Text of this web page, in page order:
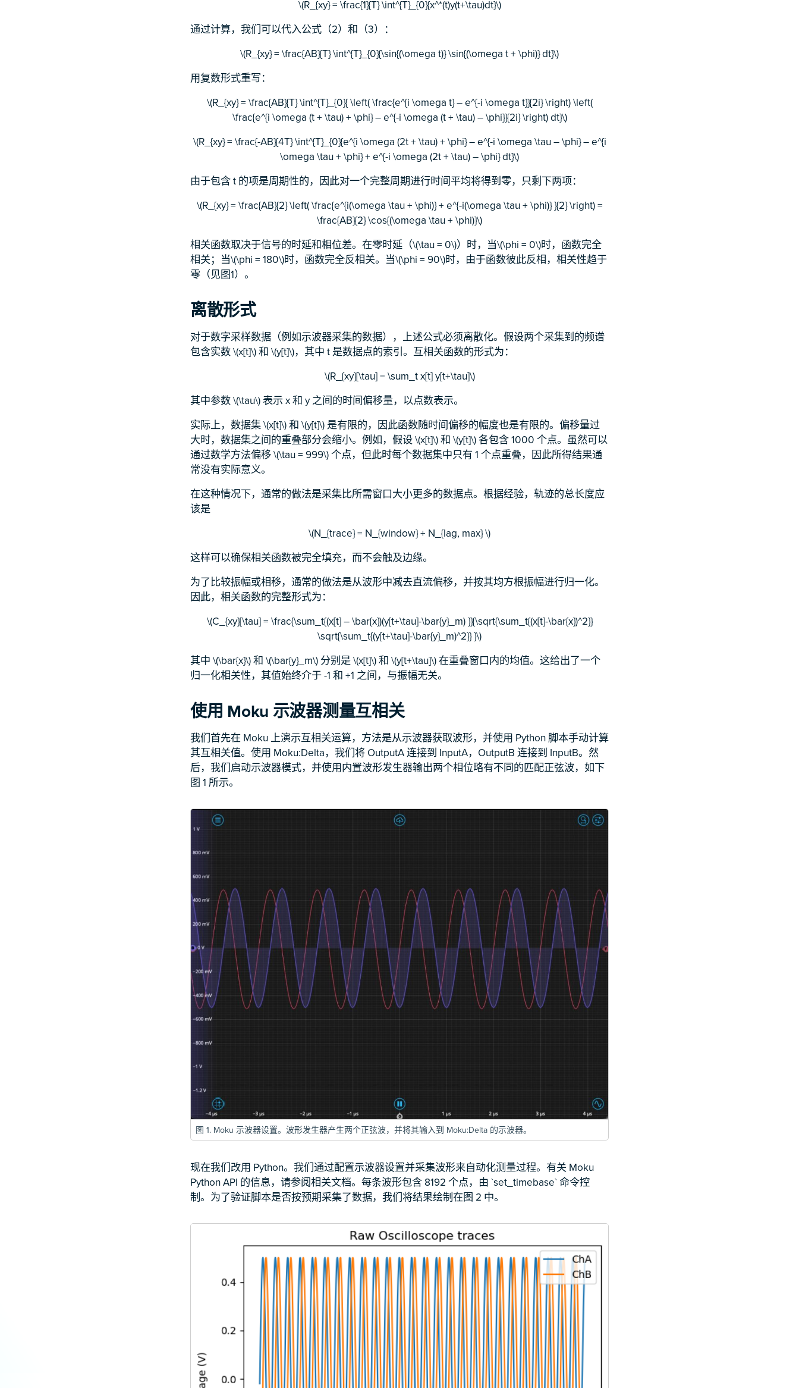
\(R_{xy} = \frac{1}{T} \int^{T}_{0}{x^*(t)y(t+\tau)dt}\)
通过计算，我们可以代入公式（2）和（3）：
\(R_{xy} = \frac{AB}{T} \int^{T}_{0}{\sin{(\omega t)} \sin{(\omega t + \phi)} dt}\)
用复数形式重写：
\(R_{xy} = \frac{AB}{T} \int^{T}_{0}{ \left( \frac{e^{i \omega t} – e^{-i \omega t}}{2i} \right) \left(
\frac{e^{i \omega (t + \tau) + \phi} – e^{-i \omega (t + \tau) – \phi}}{2i} \right) dt}\)
\(R_{xy} = \frac{-AB}{4T} \int^{T}_{0}{e^{i \omega (2t + \tau) + \phi} – e^{-i \omega \tau – \phi} – e^{i
\omega \tau + \phi} + e^{-i \omega (2t + \tau) – \phi} dt}\)
由于包含 t 的项是周期性的，因此对一个完整周期进行时间平均将得到零，只剩下两项：
\(R_{xy} = \frac{AB}{2} \left( \frac{e^{i(\omega \tau + \phi)} + e^{-i(\omega \tau + \phi)} }{2} \right) =
\frac{AB}{2} \cos{(\omega \tau + \phi)}\)
相关函数取决于信号的时延和相位差。在零时延（\(\tau = 0\)）时，当\(\phi = 0\)时，函数完全
相关；当\(\phi = 180\)时，函数完全反相关。当\(\phi = 90\)时，由于函数彼此反相，相关性趋于
零（见图1）。
离散形式
对于数字采样数据（例如示波器采集的数据），上述公式必须离散化。假设两个采集到的频谱
包含实数 \(x[t]\) 和 \(y[t]\)，其中 t 是数据点的索引。互相关函数的形式为：
\(R_{xy}[\tau] = \sum_t x[t] y[t+\tau]\)
其中参数 \(\tau\) 表示 x 和 y 之间的时间偏移量，以点数表示。
实际上，数据集 \(x[t]\) 和 \(y[t]\) 是有限的，因此函数随时间偏移的幅度也是有限的。偏移量过
大时，数据集之间的重叠部分会缩小。例如，假设 \(x[t]\) 和 \(y[t]\) 各包含 1000 个点。虽然可以
通过数学方法偏移 \(\tau = 999\) 个点，但此时每个数据集中只有 1 个点重叠，因此所得结果通
常没有实际意义。
在这种情况下，通常的做法是采集比所需窗口大小更多的数据点。根据经验，轨迹的总长度应
该是
\(N_{trace} = N_{window} + N_{lag, max} \)
这样可以确保相关函数被完全填充，而不会触及边缘。
为了比较振幅或相移，通常的做法是从波形中减去直流偏移，并按其均方根振幅进行归一化。
因此，相关函数的完整形式为：
\(C_{xy}[\tau] = \frac{\sum_t{(x[t] – \bar{x})(y[t+\tau]-\bar{y}_m) }}{\sqrt{\sum_t{(x[t]-\bar{x})^2}}
\sqrt{\sum_t{(y[t+\tau]-\bar{y}_m)^2}} }\)
其中 \(\bar{x}\) 和 \(\bar{y}_m\) 分别是 \(x[t]\) 和 \(y[t+\tau]\) 在重叠窗口内的均值。这给出了一个
归一化相关性，其值始终介于 -1 和 +1 之间，与振幅无关。
使用 Moku 示波器测量互相关
我们首先在 Moku 上演示互相关运算，方法是从示波器获取波形，并使用 Python 脚本手动计算
其互相关值。使用 Moku:Delta，我们将 OutputA 连接到 InputA，OutputB 连接到 InputB。然
后，我们启动示波器模式，并使用内置波形发生器输出两个相位略有不同的匹配正弦波，如下
图 1 所示。
图 1. Moku 示波器设置。波形发生器产生两个正弦波，并将其输入到 Moku:Delta 的示波器。
现在我们改用 Python。我们通过配置示波器设置并采集波形来自动化测量过程。有关 Moku
Python API 的信息，请参阅相关文档。每条波形包含 8192 个点，由 `set_timebase` 命令控
制。为了验证脚本是否按预期采集了数​​据，我们将结果绘制在图 2 中。